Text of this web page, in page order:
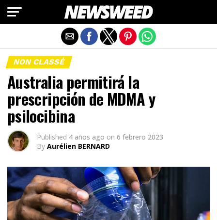
NON CLASSÉ
Australia permitirá la
prescripción de MDMA y
psilocibina
Published 4 años ago on 6 febrero 2023
By Aurélien BERNARD
Salir de la versión móvil